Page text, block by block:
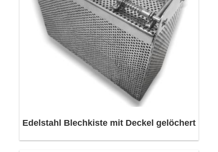
Edelstahl Blechkiste mit Deckel gelöchert